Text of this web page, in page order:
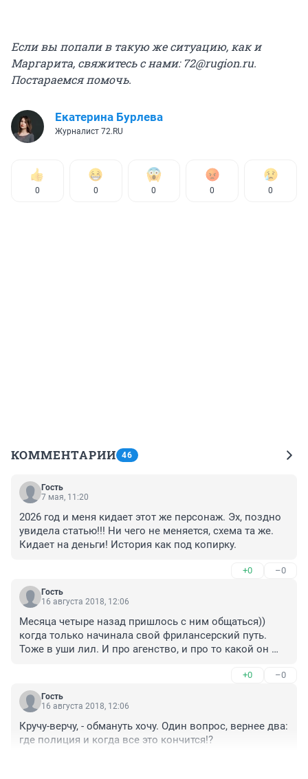
Если вы попали в такую же ситуацию, как и
Маргарита, свяжитесь с нами: 72@rugion.ru.
Постараемся помочь.
Екатерина Бурлева
Журналист 72.RU
0 0 0 0 0
КОММЕНТАРИИ 46
Гость
7 мая, 11:20
2026 год и меня кидает этот же персонаж. Эх, поздно
увидела статью!!! Ни чего не меняется, схема та же.
Кидает на деньги! История как под копирку.
+0 –0
Гость
16 августа 2018, 12:06
Месяца четыре назад пришлось с ним общаться))
когда только начинала свой фрилансерский путь.
Тоже в уши лил. И про агенство, и про то какой он
связи. Благо у меня на таких нюх. Пообщались пару
дней, поняла что нечисто и слила его. Ну тогда он
мне не лил про божью волю??
+0 –0
Гость
16 августа 2018, 12:06
Кручу-верчу, - обмануть хочу. Один вопрос, вернее два:
где полиция и когда все это кончится!?